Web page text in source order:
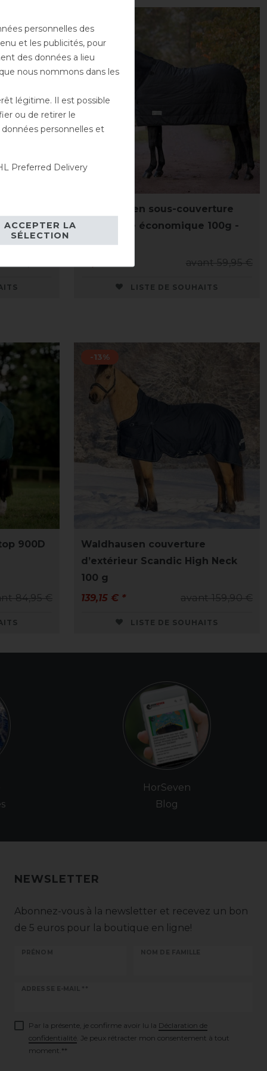
Waldhausen sous-couverture
thermique économique 100g -
noir
avant 59,95 €
LISTE DE SOUHAITS
900D
84,95 €
-13%
Waldhausen couverture
d’extérieur Scandic High Neck
100 g
avant 159,90 €
139,15 € *
LISTE DE SOUHAITS
HorSeven
Blog
NEWSLETTER
Abonnez-vous à la newsletter et recevez un bon
de 5 euros pour la boutique en ligne!
PRÉNOM NOM DE FAMILLE
ADRESSE E-MAIL **
Ceres::Template.newsletterHoneypotLabel
Par la présente, je confirme avoir lu la Déclaration de
confidentialité . Je peux rétracter mon consentement à tout
moment.**
personnelles des
et les publicités, pour
des données a lieu
nous nommons dans les
légitime. Il est possible
ou de retirer le
personnelles et
Preferred Delivery
ACCEPTER LA
SÉLECTION